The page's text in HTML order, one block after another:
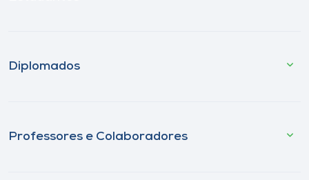
Diplomados
Professores e Colaboradores